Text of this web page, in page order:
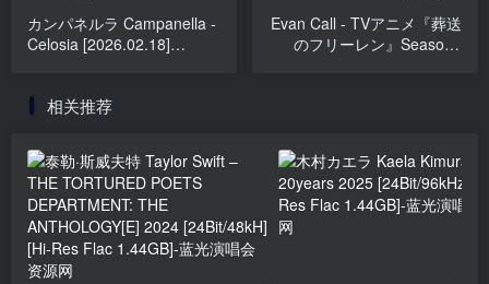
カンパネルラ Campanella -
Celosia [2026.02.18]
Evan Call - TVアニメ『葬送
のフリーレン』Season2
相关推荐